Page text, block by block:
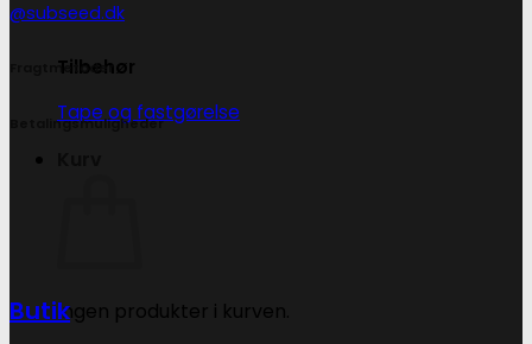
Tilbehør
Tape og fastgørelse
Ingen produkter i kurven.
@subseed.dk
Fragtmetoder
Betalingsmuligheder
Butik